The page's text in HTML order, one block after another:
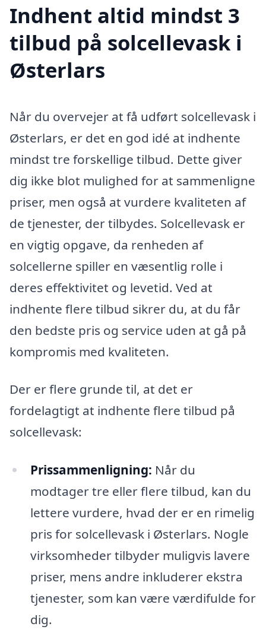
Indhent altid mindst 3
tilbud på solcellevask i
Østerlars
Når du overvejer at få udført solcellevask i
Østerlars, er det en god idé at indhente
mindst tre forskellige tilbud. Dette giver
dig ikke blot mulighed for at sammenligne
priser, men også at vurdere kvaliteten af
de tjenester, der tilbydes. Solcellevask er
en vigtig opgave, da renheden af
solcellerne spiller en væsentlig rolle i
deres effektivitet og levetid. Ved at
indhente flere tilbud sikrer du, at du får
den bedste pris og service uden at gå på
kompromis med kvaliteten.
Der er flere grunde til, at det er
fordelagtigt at indhente flere tilbud på
solcellevask:
Prissammenligning: Når du
modtager tre eller flere tilbud, kan du
lettere vurdere, hvad der er en rimelig
pris for solcellevask i Østerlars. Nogle
virksomheder tilbyder muligvis lavere
priser, mens andre inkluderer ekstra
tjenester, som kan være værdifulde for
dig.